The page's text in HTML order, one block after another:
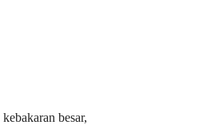
besar,